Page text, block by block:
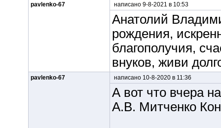
pavlenko-67 написано 9-8-2021 в 10:53
Анатолий
рождения,
благополучия,
внуков, живи
pavlenko-67 написано 10-8-2020 в 11:36
А вот что вчера
А.В. Митченко